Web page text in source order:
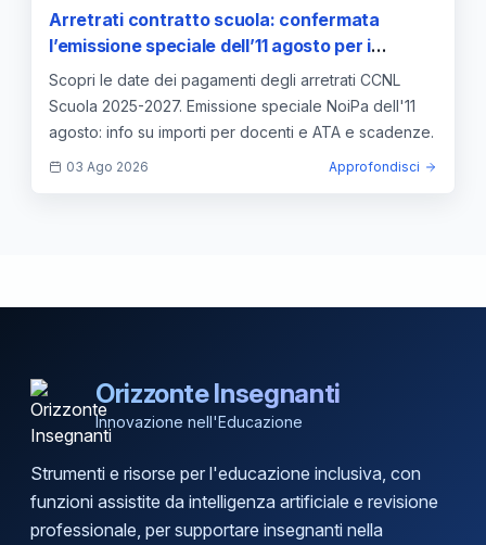
Arretrati contratto scuola: confermata
l’emissione speciale dell’11 agosto per i
pagamenti
Scopri le date dei pagamenti degli arretrati CCNL
Scuola 2025-2027. Emissione speciale NoiPa dell'11
agosto: info su importi per docenti e ATA e scadenze.
03 Ago 2026 Approfondisci
Orizzonte Insegnanti
Innovazione nell'Educazione
Strumenti e risorse per l'educazione inclusiva, con
funzioni assistite da intelligenza artificiale e revisione
professionale, per supportare insegnanti nella